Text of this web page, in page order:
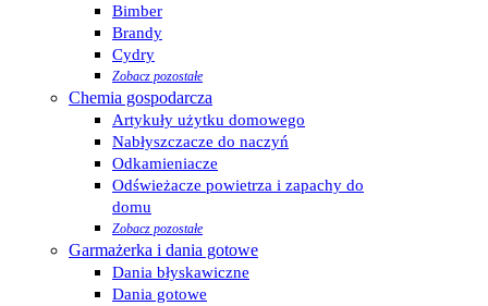
Bimber
Brandy
Cydry
Zobacz pozostałe
Chemia gospodarcza
Artykuły użytku domowego
Nabłyszczacze do naczyń
Odkamieniacze
Odświeżacze powietrza i zapachy do
domu
Zobacz pozostałe
Garmażerka i dania gotowe
Dania błyskawiczne
Dania gotowe